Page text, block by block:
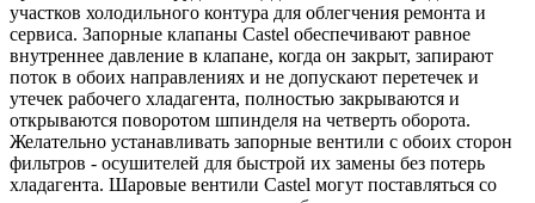
участков холодильного контура для облегчения ремонта и
сервиса. Запорные клапаны Castel обеспечивают равное
внутреннее давление в клапане, когда он закрыт, запирают
поток в обоих направлениях и не допускают перетечек и
утечек рабочего хладагента, полностью закрываются и
открываются поворотом шпинделя на четверть оборота.
Желательно устанавливать запорные вентили с обоих сторон
фильтров - осушителей для быстрой их замены без потерь
хладагента. Шаровые вентили Castel могут поставляться со